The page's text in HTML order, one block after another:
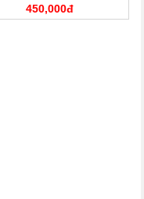
450,000đ